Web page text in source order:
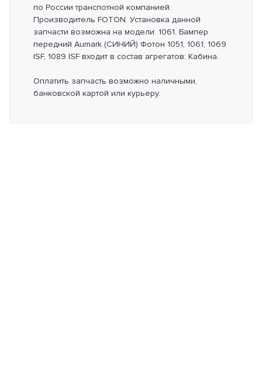
по России транспотной компанией.
Производитель FOTON. Установка данной
запчасти возможна на модели: 1061. Бампер
передний Aumark (СИНИЙ) Фотон 1051, 1061, 1069
ISF, 1089 ISF входит в состав агрегатов: Кабина.
Оплатить запчасть возможно наличными,
банковской картой или курьеру.